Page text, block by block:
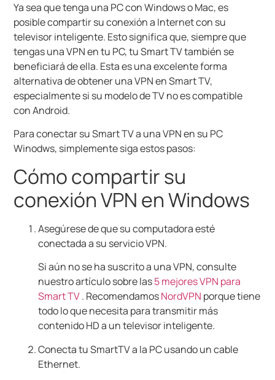
Ya sea que tenga una PC con Windows o Mac, es
posible compartir su conexión a Internet con su
televisor inteligente. Esto significa que, siempre que
tengas una VPN en tu PC, tu Smart TV también se
beneficiará de ella. Esta es una excelente forma
alternativa de obtener una VPN en Smart TV,
especialmente si su modelo de TV no es compatible
con Android.
Para conectar su Smart TV a una VPN en su PC
Winodws, simplemente siga estos pasos:
Cómo compartir su
conexión VPN en Windows
Asegúrese de que su computadora esté
conectada a su servicio VPN.
Si aún no se ha suscrito a una VPN, consulte
nuestro artículo sobre las5 mejores VPN para
Smart TV. RecomendamosNordVPN porque tiene
todo lo que necesita para transmitir más
contenido HD a un televisor inteligente.
Conecta tu SmartTV a la PC usando un cable
Ethernet.